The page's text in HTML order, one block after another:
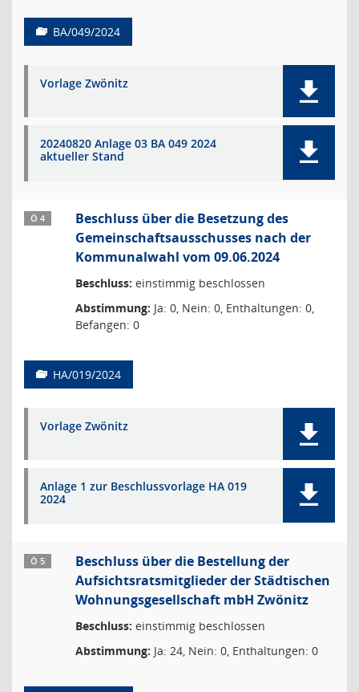
BA/049/2024
Vorlage Zwönitz
20240820 Anlage 03 BA 049 2024
aktueller Stand
Ö 4
Beschluss über die Besetzung des
Gemeinschaftsausschusses nach der
Kommunalwahl vom 09.06.2024
Beschluss: einstimmig beschlossen
Abstimmung: Ja: 0, Nein: 0, Enthaltungen: 0,
Befangen: 0
HA/019/2024
Vorlage Zwönitz
Anlage 1 zur Beschlussvorlage HA 019
2024
Ö 5
Beschluss über die Bestellung der
Aufsichtsratsmitglieder der Städtischen
Wohnungsgesellschaft mbH Zwönitz
Beschluss: einstimmig beschlossen
Abstimmung: Ja: 24, Nein: 0, Enthaltungen: 0